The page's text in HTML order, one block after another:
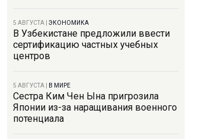
5 АВГУСТА ЭКОНОМИКА
В Узбекистане предложили ввести
сертификацию частных учебных
центров
5 АВГУСТА В МИРЕ
Сестра Ким Чен Ына пригрозила
Японии из-за наращивания военного
потенциала